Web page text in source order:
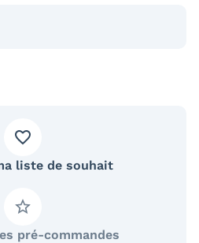
liste de souhait
pré-commandes